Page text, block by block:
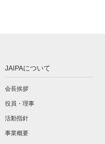
JAIPAについて
会長挨拶
役員・理事
活動指針
事業概要